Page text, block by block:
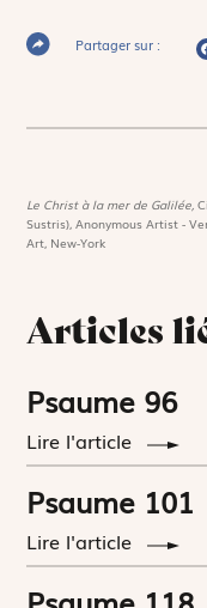
Partager sur :
Le Christ à la mer de Galilée,
Sustris), Anonymous Artist -
Art, New-York
Articles
Psaume 96
Lire l'article
Psaume 101
Lire l'article